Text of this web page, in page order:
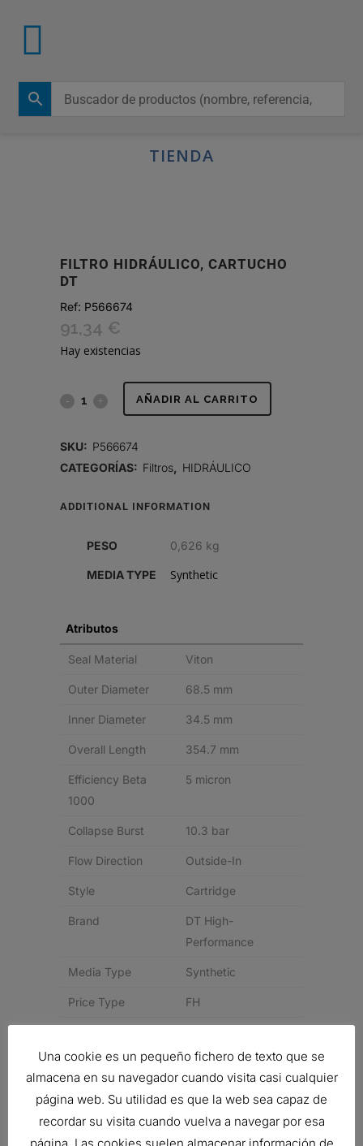
TIENDA
FILTRO HIDRÁULICO, CARTUCHO
DT
Ref: P566674
91,34 €
Hay existencias
FILTRO
CARTUCHO
AÑADIR AL CARRITO
SKU: P566674
CATEGORÍAS: Filtros HIDRÁULICO
ADDITIONAL INFORMATION
PESO 0,626 kg
MEDIA TYPE Synthetic
Atributos
Seal Material Viton
Outer Diameter 68.5 mm
Inner Diameter 34.5 mm
Overall Length 354.7 mm
Efficiency Beta
1000
5 micron
Collapse Burst 10.3 bar
Flow Direction Outside-In
Style Cartridge
Brand
DT High-
Performance
Media Type Synthetic
Price Type FH
Related products
CONJUNTO DE INDICADOR
Una cookie es un pequeño fichero de texto que se
almacena en su navegador cuando visita casi cualquier
página web. Su utilidad es que la web sea capaz de
recordar su visita cuando vuelva a navegar por esa